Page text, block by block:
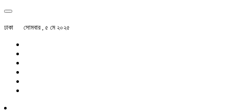
ঢাকা সোমবার , ৫ মে ২০২৫